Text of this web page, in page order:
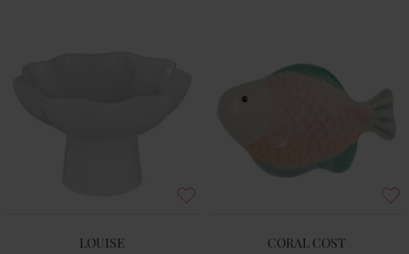
LOUISE CORAL COST